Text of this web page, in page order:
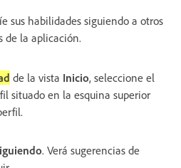
sus habilidades siguiendo a otros
de la aplicación.
de la vista Inicio, seleccione el
situado en la esquina superior
. Verá sugerencias de